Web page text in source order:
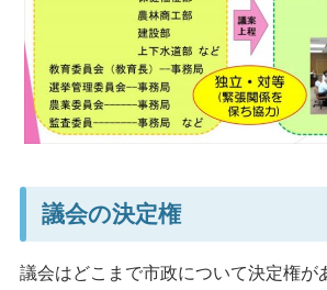
議会の決定権
議会はどこまで市政について決定権が